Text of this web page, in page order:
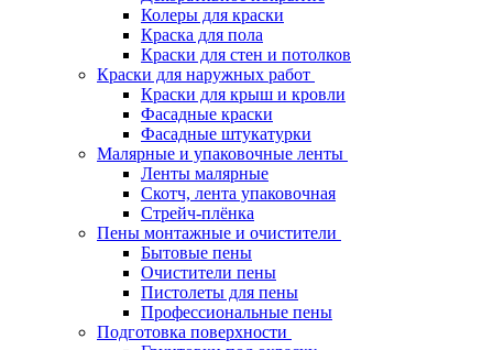
Колеры для краски
Краска для пола
Краски для стен и потолков
Краски для наружных работ
Краски для крыш и кровли
Фасадные краски
Фасадные штукатурки
Малярные и упаковочные ленты
Ленты малярные
Скотч, лента упаковочная
Стрейч-плёнка
Пены монтажные и очистители
Бытовые пены
Очистители пены
Пистолеты для пены
Профессиональные пены
Подготовка поверхности